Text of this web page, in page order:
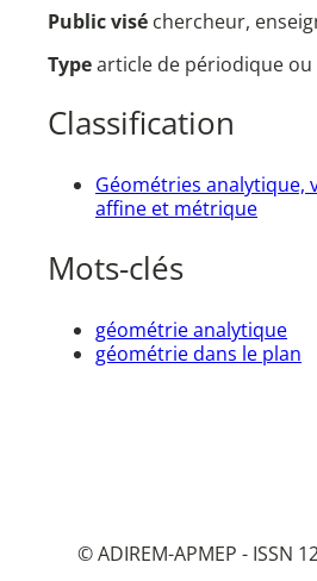
Public visé chercheur,
Typearticle de périodique ou
Classification
Géométries analytique,
affine et métrique
Mots-clés
géométrie analytique
géométrie dans le plan
© ADIREM-APMEP - ISSN